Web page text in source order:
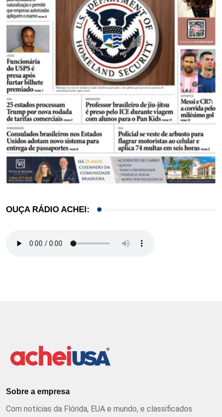
OUÇA RÁDIO ACHEI:
Sobre a empresa
Com notícias da Flórida, EUA e mundo, e classificados